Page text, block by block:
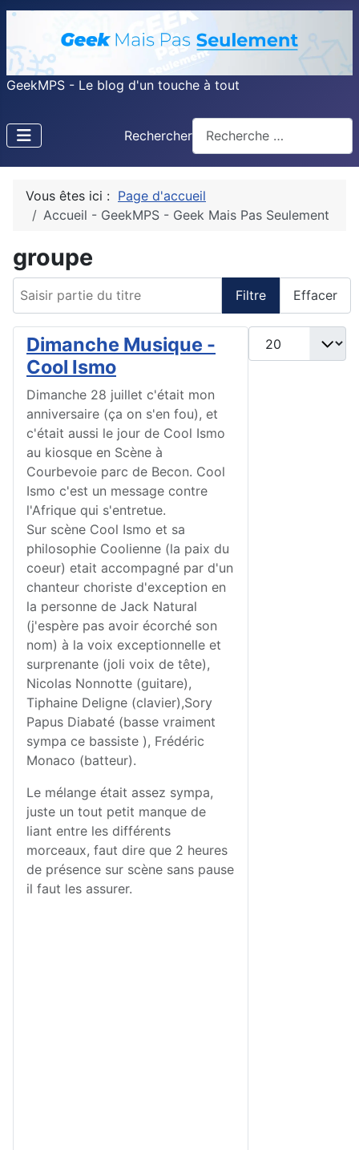
GeekMPS - Le blog d'un touche à tout
Rechercher
Vous êtes ici : Page d'accueil
Accueil - GeekMPS - Geek Mais Pas Seulement
groupe
Filtre Effacer
Afficher #
Dimanche Musique -
Cool Ismo
Dimanche 28 juillet c'était mon
anniversaire (ça on s'en fou), et
c'était aussi le jour de Cool Ismo
au kiosque en Scène à
Courbevoie parc de Becon. Cool
Ismo c'est un message contre
l'Afrique qui s'entretue.
Sur scène Cool Ismo et sa
philosophie Coolienne (la paix du
coeur) etait accompagné par d'un
chanteur choriste d'exception en
la personne de Jack Natural
(j'espère pas avoir écorché son
nom) à la voix exceptionnelle et
surprenante (joli voix de tête),
Nicolas Nonnotte (guitare),
Tiphaine Deligne (clavier),Sory
Papus Diabaté (basse vraiment
sympa ce bassiste ), Frédéric
Monaco (batteur).
Le mélange était assez sympa,
juste un tout petit manque de
liant entre les différents
morceaux, faut dire que 2 heures
de présence sur scène sans pause
il faut les assurer.